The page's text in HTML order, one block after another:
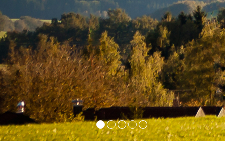
1 2 3 4 5